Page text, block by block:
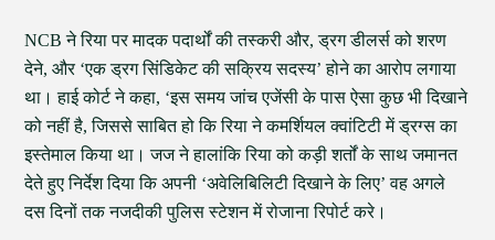
NCB ने रिया पर मादक पदार्थों की तस्करी और, ड्रग डीलर्स को शरण
देने, और ‘एक ड्रग सिंडिकेट की सक्रिय सदस्य’ होने का आरोप लगाया
था। हाई कोर्ट ने कहा, ‘इस समय जांच एजेंसी के पास ऐसा कुछ भी दिखाने
को नहीं है, जिससे साबित हो कि रिया ने कमर्शियल क्वांटिटी में ड्रग्स का
इस्तेमाल किया था। जज ने हालांकि रिया को कड़ी शर्तों के साथ जमानत
देते हुए निर्देश दिया कि अपनी ‘अवेलिबिलिटी दिखाने के लिए’ वह अगले
दस दिनों तक नजदीकी पुलिस स्टेशन में रोजाना रिपोर्ट करे।